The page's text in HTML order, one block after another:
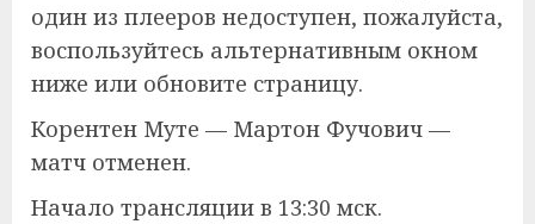
один из плееров недоступен, пожалуйста,
воспользуйтесь альтернативным окном
ниже или обновите страницу.
Корентен Муте — Мартон Фучович —
матч отменен.
Начало трансляции в 13:30 мск.